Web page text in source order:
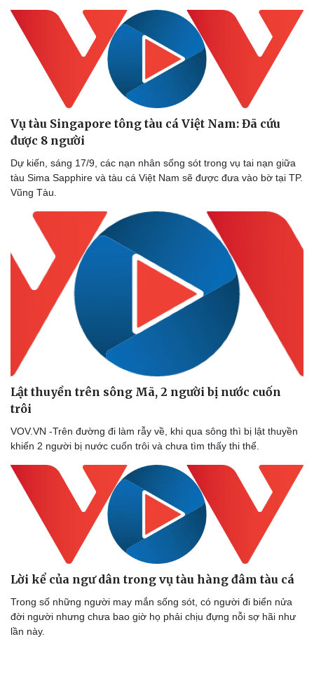
Thông tin doanh nghiệp
Doanh nghiệp 24h
Doanh nhân
Vì cộng đồng
Sành điệu
Trải nghiệm
Chuyển đổi số
Vụ tàu Singapore tông tàu cá Việt Nam: Đã cứu
được 8 người
Dự kiến, sáng 17/9, các nạn nhân sống sót trong vụ tai nạn giữa
tàu Sima Sapphire và tàu cá Việt Nam sẽ được đưa vào bờ tại TP.
Vũng Tàu.
Lật thuyền trên sông Mã, 2 người bị nước cuốn
trôi
VOV.VN -Trên đường đi làm rẫy về, khi qua sông thì bị lật thuyền
khiến 2 người bị nước cuốn trôi và chưa tìm thấy thi thể.
Lời kể của ngư dân trong vụ tàu hàng đâm tàu cá
Trong số những người may mắn sống sót, có người đi biển nửa
đời người nhưng chưa bao giờ họ phải chịu đựng nỗi sợ hãi như
lần này.